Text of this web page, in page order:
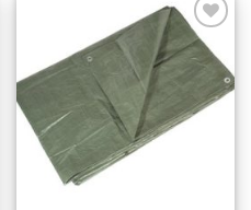
Dodaj
na
listu
želja